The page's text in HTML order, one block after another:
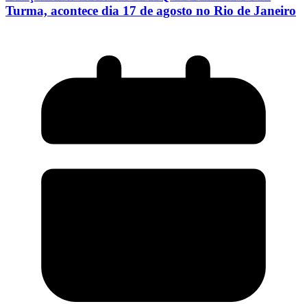
Turma, acontece dia 17 de agosto no Rio de Janeiro